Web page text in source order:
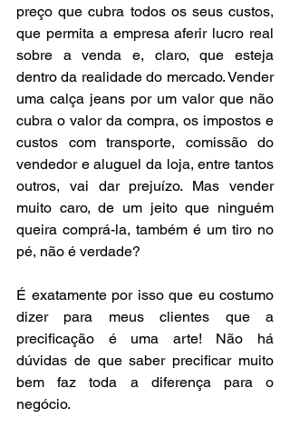
preço que cubra todos os seus custos,
que permita a empresa aferir lucro real
sobre a venda e, claro, que esteja
dentro da realidade do mercado. Vender
uma calça jeans por um valor que não
cubra o valor da compra, os impostos e
custos com transporte, comissão do
vendedor e aluguel da loja, entre tantos
outros, vai dar prejuízo. Mas vender
muito caro, de um jeito que ninguém
queira comprá-la, também é um tiro no
pé, não é verdade?
É exatamente por isso que eu costumo
dizer para meus clientes que a
precificação é uma arte! Não há
dúvidas de que saber precificar muito
bem faz toda a diferença para o
negócio.